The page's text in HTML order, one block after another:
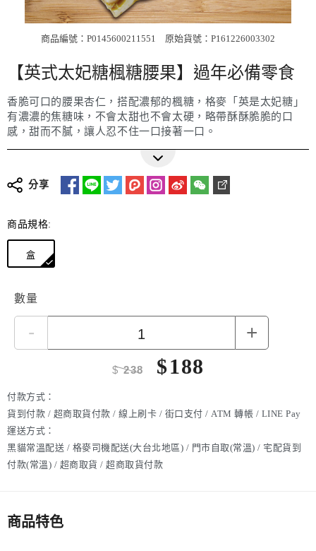
商品編號：P0145600211551 原始貨號：P161226003302
【英式太妃糖楓糖腰果】過年必備零食
香脆可口的腰果杏仁，搭配濃郁的楓糖，格麥「英是太妃糖」
有濃濃的焦糖味，不會太甜也不會太硬，略帶酥酥脆脆的口
感，甜而不膩，讓人忍不住一口接著一口。
分享
商品規格:
盒
數量
- +
$238 $188
付款方式：
貨到付款 / 超商取貨付款 / 線上刷卡 / 街口支付 / ATM 轉帳 / LINE Pay
運送方式：
黑貓常溫配送 / 格麥司機配送(大台北地區) / 門市自取(常溫) / 宅配貨到
付款(常溫) / 超商取貨 / 超商取貨付款
商品特色